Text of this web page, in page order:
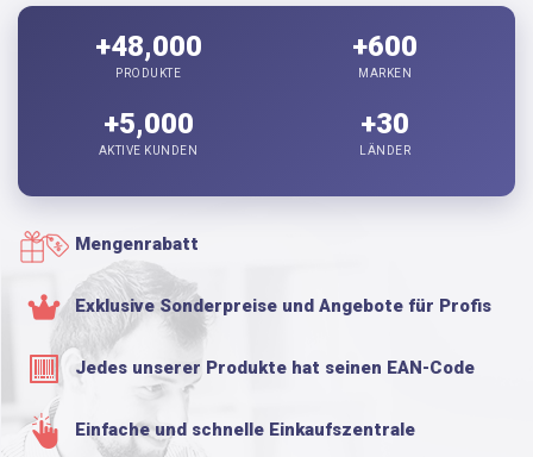
+48,000
PRODUKTE
+600
MARKEN
+5,000
AKTIVE KUNDEN
+30
LÄNDER
Mengenrabatt
Exklusive Sonderpreise und Angebote für Profis
Jedes unserer Produkte hat seinen EAN-Code
Einfache und schnelle Einkaufszentrale